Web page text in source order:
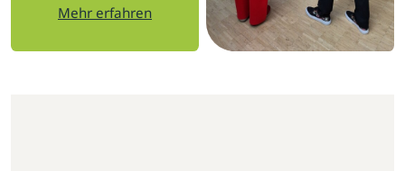
Mehr erfahren